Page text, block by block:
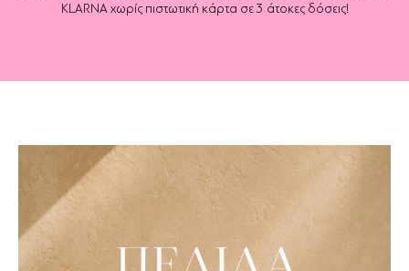
KLARNA χωρίς πιστωτική κάρτα σε 3 άτοκες δόσεις!